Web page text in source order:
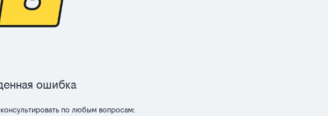
ошибка
по любым вопросам: